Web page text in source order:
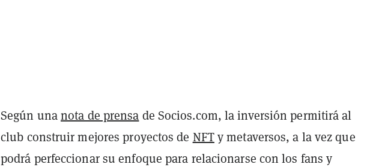
Según unanota de prensa de Socios.com, la inversión permitirá al
club construir mejores proyectos de NFTy metaversos, a la vez que
podrá perfeccionar su enfoque para relacionarse con los fans y